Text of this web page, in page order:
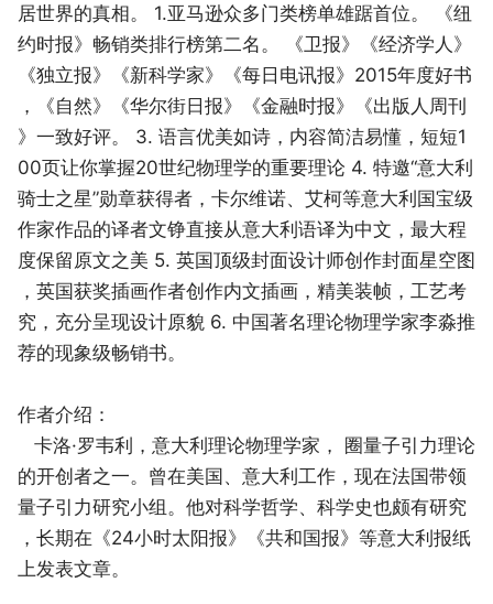
居世界的真相。 1.亚马逊众多门类榜单雄踞首位。 《纽
约时报》畅销类排行榜第二名。 《卫报》《经济学人》
《独立报》《新科学家》《每日电讯报》2015年度好书
，《自然》《华尔街日报》《金融时报》《出版人周刊
》一致好评。 3. 语言优美如诗，内容简洁易懂，短短1
00页让你掌握20世纪物理学的重要理论 4. 特邀“意大利
骑士之星”勋章获得者，卡尔维诺、艾柯等意大利国宝级
作家作品的译者文铮直接从意大利语译为中文，最大程
度保留原文之美 5. 英国顶级封面设计师创作封面星空图
，英国获奖插画作者创作内文插画，精美装帧，工艺考
究，充分呈现设计原貌 6. 中国著名理论物理学家李淼推
荐的现象级畅销书。
作者介绍：
卡洛·罗韦利，意大利理论物理学家， 圈量子引力理论
的开创者之一。曾在美国、意大利工作，现在法国带领
量子引力研究小组。他对科学哲学、科学史也颇有研究
，长期在《24小时太阳报》《共和国报》等意大利报纸
上发表文章。